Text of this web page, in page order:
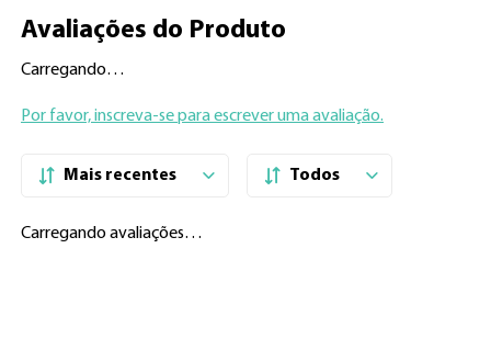
Avaliações do Produto
Carregando…
Por favor, inscreva-se para escrever uma avaliação.
Mais recentes Todos
Carregando avaliações…